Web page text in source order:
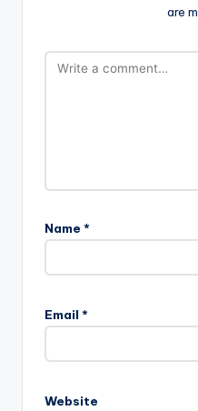
are
Name *
Email *
Website